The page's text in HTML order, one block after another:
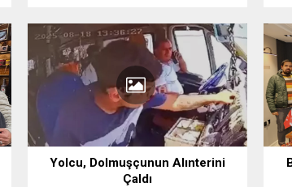
Yolcu, Dolmuşçunun Alınterini
Çaldı